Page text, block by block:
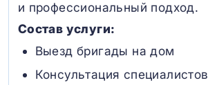
и профессиональный подход.
Состав услуги:
Выезд бригады на дом
Консультация специалистов